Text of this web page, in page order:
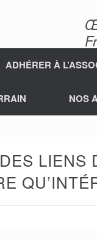
ADHÉRER À
NOS